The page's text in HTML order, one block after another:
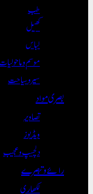
کھیل
لباس
موسم و ماحولیات
سیر و سیاحت
بصری مواد
تصاویر
ویڈیوز
دلچسپ و عجیب
رائے و تبصرے
لکھاری